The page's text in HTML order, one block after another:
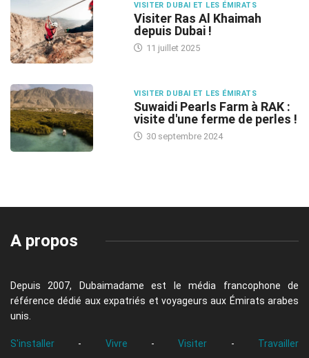
VISITER DUBAI ET LES ÉMIRATS
Visiter Ras Al Khaimah
depuis Dubai !
11 juillet 2025
VISITER DUBAI ET LES ÉMIRATS
Suwaidi Pearls Farm à RAK :
visite d'une ferme de perles !
30 septembre 2024
A propos
Depuis 2007, Dubaimadame est le média francophone de
référence dédié aux expatriés et voyageurs aux Émirats arabes
unis.
S'installer - Vivre - Visiter - Travailler